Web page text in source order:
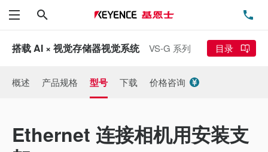
菜单
搭载 AI × 视觉存储器视觉系统 VS-G 系列 目录
概述 产品规格 型号 下载 价格咨询
Ethernet 连接相机用安装支